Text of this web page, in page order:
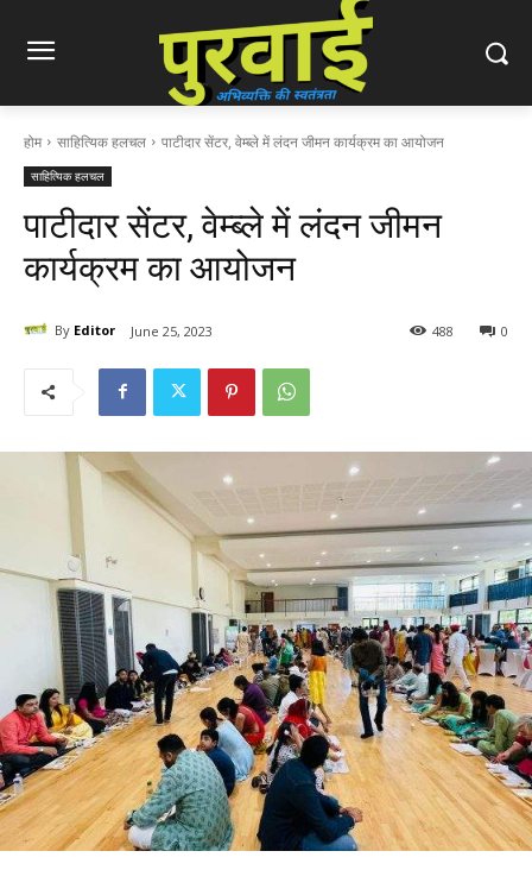
होम साहित्यिक हलचल पाटीदार सेंटर, वेम्ब्ले में लंदन जीमन कार्यक्रम का आयोजन
साहित्यिक हलचल
पाटीदार सेंटर, वेम्ब्ले में लंदन जीमन
कार्यक्रम का आयोजन
By Editor June 25, 2023 0
488